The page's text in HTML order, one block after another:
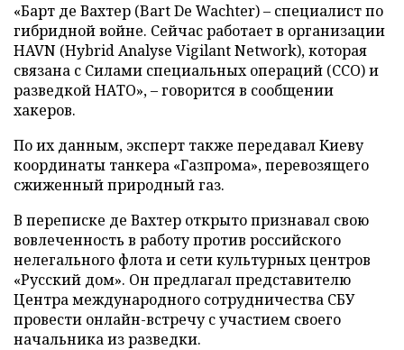
«Барт де Вахтер (Bart De Wachter) – специалист по
гибридной войне. Сейчас работает в организации
HAVN (Hybrid Analyse Vigilant Network), которая
связана с Силами специальных операций (ССО) и
разведкой НАТО», – говорится в сообщении
хакеров.
По их данным, эксперт также передавал Киеву
координаты танкера «Газпрома», перевозящего
сжиженный природный газ.
В переписке де Вахтер открыто признавал свою
вовлеченность в работу против российского
нелегального флота и сети культурных центров
«Русский дом». Он предлагал представителю
Центра международного сотрудничества СБУ
провести онлайн-встречу с участием своего
начальника из разведки.